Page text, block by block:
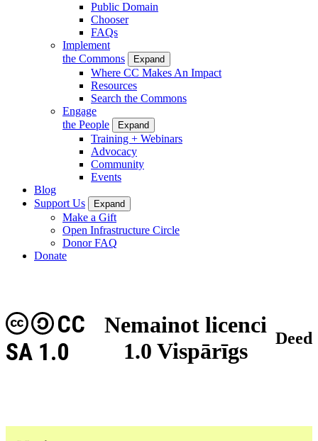
Public Domain
Chooser
FAQs
Implement
the Commons
Expand
Where CC Makes An Impact
Resources
Search the Commons
Engage
the People
Expand
Training + Webinars
Advocacy
Community
Events
Blog
Support Us
Expand
Make a Gift
Open Infrastructure Circle
Donor FAQ
Donate
Nemainot licenci
1.0 Vispārīgs
CC
SA 1.0
Deed